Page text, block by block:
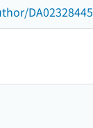
DA02328445